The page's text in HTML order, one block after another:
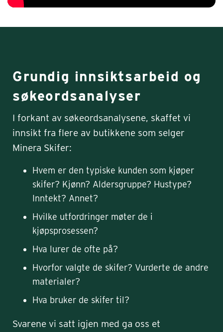
Grundig innsiktsarbeid og
søkeordsanalyser
I forkant av søkeordsanalysene, skaffet vi
innsikt fra flere av butikkene som selger
Minera Skifer:
Hvem er den typiske kunden som kjøper
skifer? Kjønn? Aldersgruppe? Hustype?
Inntekt? Annet?
Hvilke utfordringer møter de i
kjøpsprosessen?
Hva lurer de ofte på?
Hvorfor valgte de skifer? Vurderte de andre
materialer?
Hva bruker de skifer til?
Svarene vi satt igjen med ga oss et